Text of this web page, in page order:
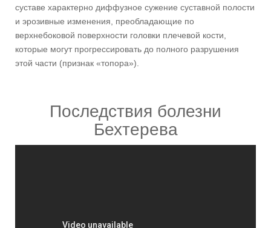
суставе характерно диффузное сужение суставной полости
и эрозивные изменения, преобладающие по
верхнебоковой поверхности головки плечевой кости,
которые могут прогрессировать до полного разрушения
этой части (признак «топора»).
Последствия болезни
Бехтерева